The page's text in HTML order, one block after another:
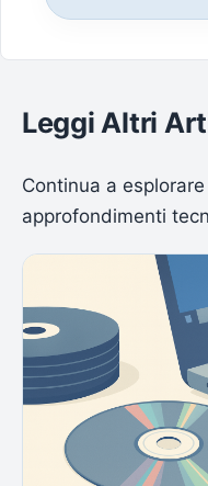
Leggi Altri
Continua a
approfondimenti